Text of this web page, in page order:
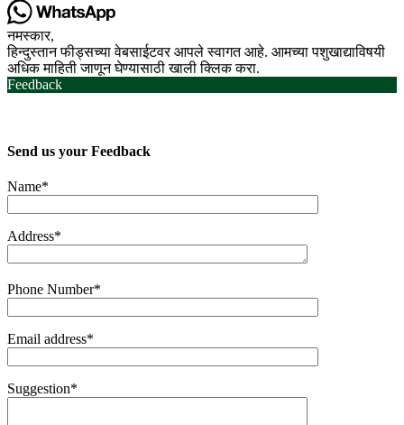
नमस्कार,
हिन्दुस्तान फीड्सच्या वेबसाईटवर आपले स्वागत आहे. आमच्या पशुखाद्याविषयी
अधिक माहिती जाणून घेण्यासाठी खाली क्लिक करा.
Feedback
Send us your Feedback
Name*
Address*
Phone Number*
Email address*
Suggestion*